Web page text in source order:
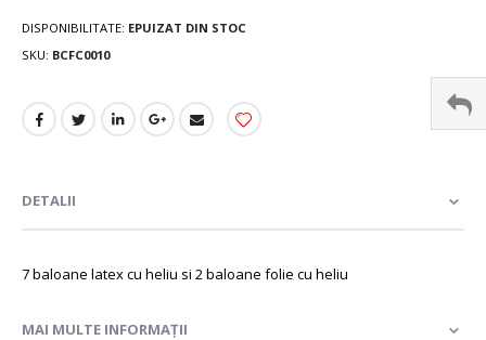
DISPONIBILITATE: EPUIZAT DIN STOC
SKU BCFC0010
DETALII
7 baloane latex cu heliu si 2 baloane folie cu heliu
MAI MULTE INFORMAȚII